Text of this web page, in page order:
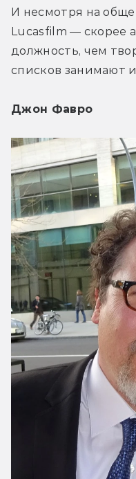
И несмотря на
Lucasfilm — скорее
должность, чем
списков занимают
Джон Фавро